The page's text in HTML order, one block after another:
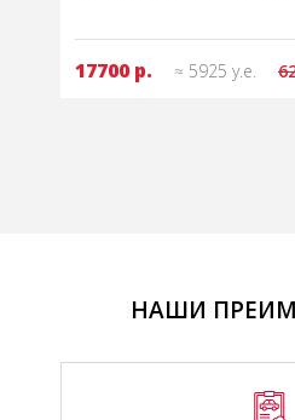
20750 р. ≈ 6950 у.е.
НАШИ